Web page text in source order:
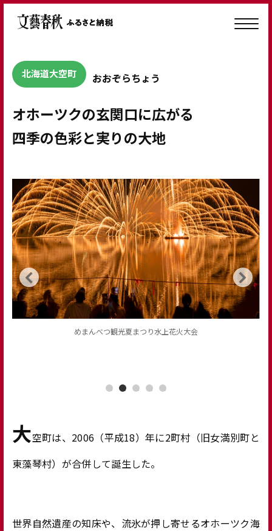
北海道大空町 おおぞらちょう
オホーツクの玄関口に広がる
四季の色彩と実りの大地
メルヘンの丘
大空町は、2006（平成18）年に2町村（旧女満別町と
東藻琴村）が合併して誕生した。
世界自然遺産の知床や、流氷が押し寄せるオホーツク海